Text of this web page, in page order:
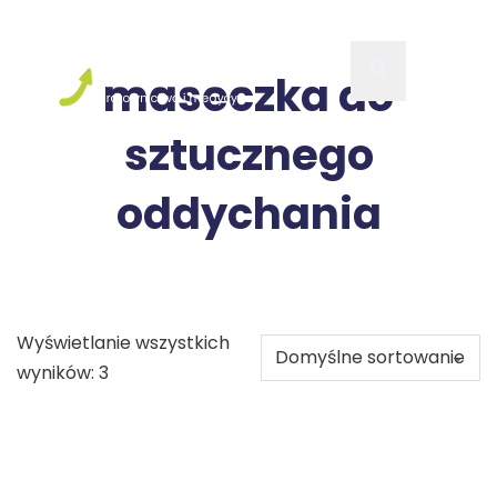
maseczka do
sztucznego
oddychania
Wyświetlanie wszystkich
wyników: 3